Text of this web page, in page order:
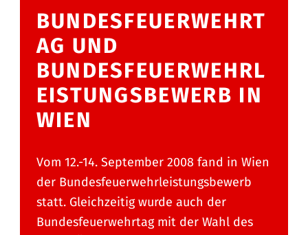
BUNDESFEUERWEHRT
AG UND
BUNDESFEUERWEHRL
EISTUNGSBEWERB IN
WIEN
Vom 12.-14. September 2008 fand in Wien
der Bundesfeuerwehrleistungsbewerb
statt. Gleichzeitig wurde auch der
Bundesfeuerwehrtag mit der Wahl des